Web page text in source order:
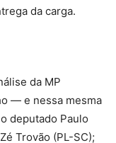
da carga.
da MP
— e nessa mesma
deputado Paulo
Trovão (PL-SC);